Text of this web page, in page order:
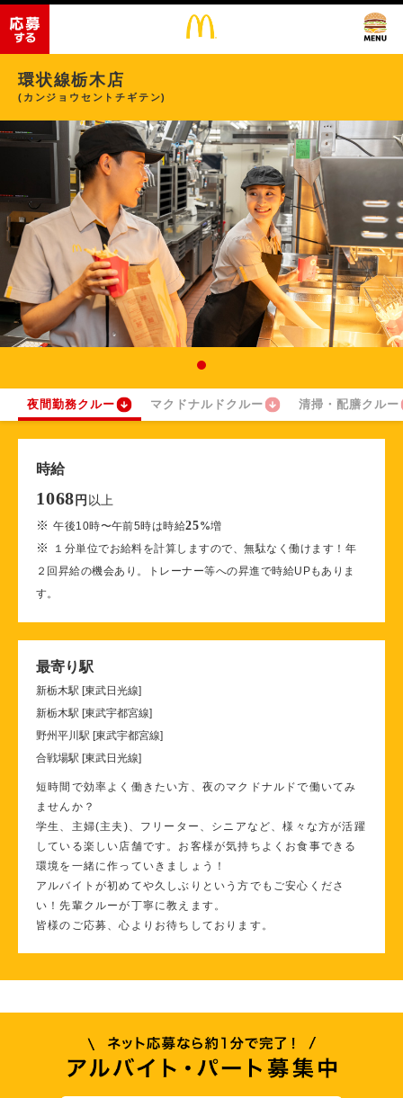
環状線栃木店
(カンジョウセントチギテン)
夜間勤務クルー マクドナルドクルー 清掃・配膳クルー
時給
1068 円 以上
※午後10時〜午前5時は時給25%増
※
１分単位でお給料を計算しますので、無駄なく働けます！年
２回昇給の機会あり。トレーナー等への昇進で時給UPもありま
す。
最寄り駅
新栃木駅 [東武日光線]
新栃木駅 [東武宇都宮線]
野州平川駅 [東武宇都宮線]
合戦場駅 [東武日光線]
短時間で効率よく働きたい方、夜のマクドナルドで働いてみ
ませんか？
学生、主婦(主夫)、フリーター、シニアなど、様々な方が活躍
している楽しい店舗です。お客様が気持ちよくお食事できる
環境を一緒に作っていきましょう！
アルバイトが初めてや久しぶりという方でもご安心くださ
い！先輩クルーが丁寧に教えます。
皆様のご応募、心よりお待ちしております。